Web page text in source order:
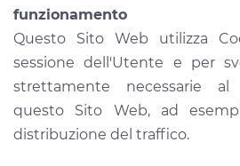
funzionamento
Questo Sito Web utilizza
sessione dell'Utente e per
strettamente necessarie
questo Sito Web, ad
distribuzione del traffico.